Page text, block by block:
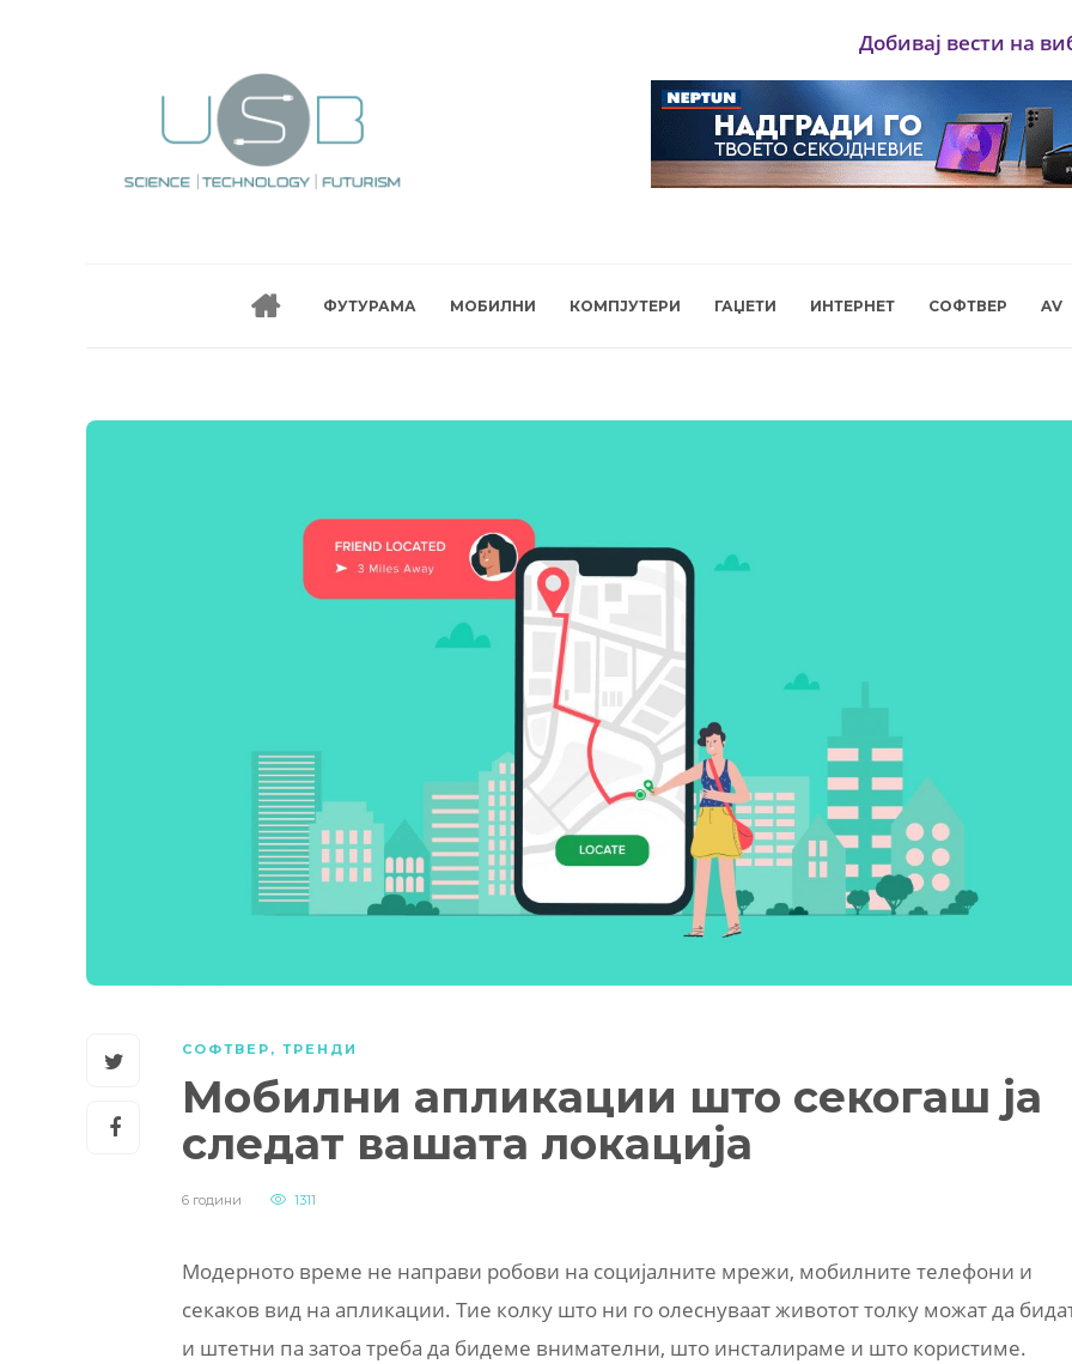
Добивај вести на
ФУТУРАМА МОБИЛНИ КОМПЈУТЕРИ ГАЏЕТИ ИНТЕРНЕТ СОФТВЕР AV
СОФТВЕР , ТРЕНДИ
Мобилни апликации што секогаш ја
следат вашата локација
6 години 1311
Модерното време не направи робови на социјалните мрежи, мобилните телефони и
секаков вид на апликации. Тие колку што ни го олеснуваат животот толку можат да
и штетни па затоа треба да бидеме внимателни, што инсталираме и што користиме.